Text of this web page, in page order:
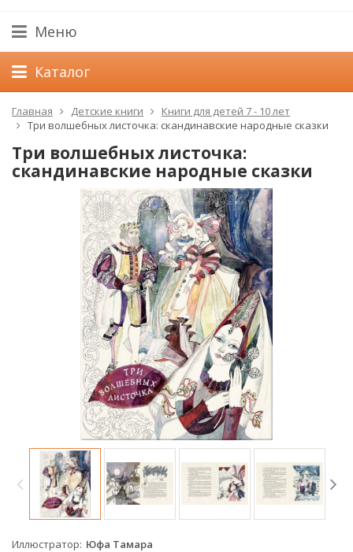
Меню
Каталог
Главная Детские книги
Книги для детей 7 - 10 лет
Три волшебных листочка: скандинавские народные сказки
Три волшебных листочка:
скандинавские народные сказки
Иллюстратор Юфа Тамара